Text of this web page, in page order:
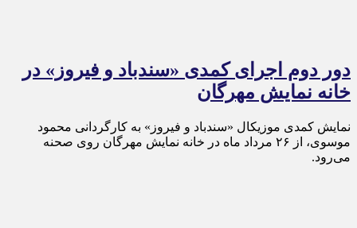
دور دوم اجرای کمدی «سندباد و فیروز» در
خانه نمایش مهرگان
نمایش کمدی موزیکال «سندباد و فیروز» به کارگردانی محمود
موسوی، از ۲۶ مرداد ماه در خانه نمایش مهرگان روی صحنه
می‌رود.